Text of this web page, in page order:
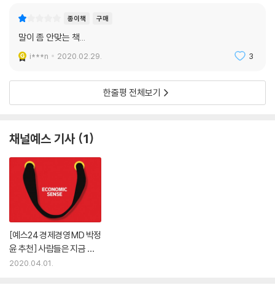
종이책 구매
말이 좀 안맞는 책...
i***n 2020.02.29. 3
한줄평 전체보기
채널예스 기사 1
[예스24 경제경영 MD 박정
윤 추천] 사람들은 지금 이
책을 읽습니다
2020.04.01.